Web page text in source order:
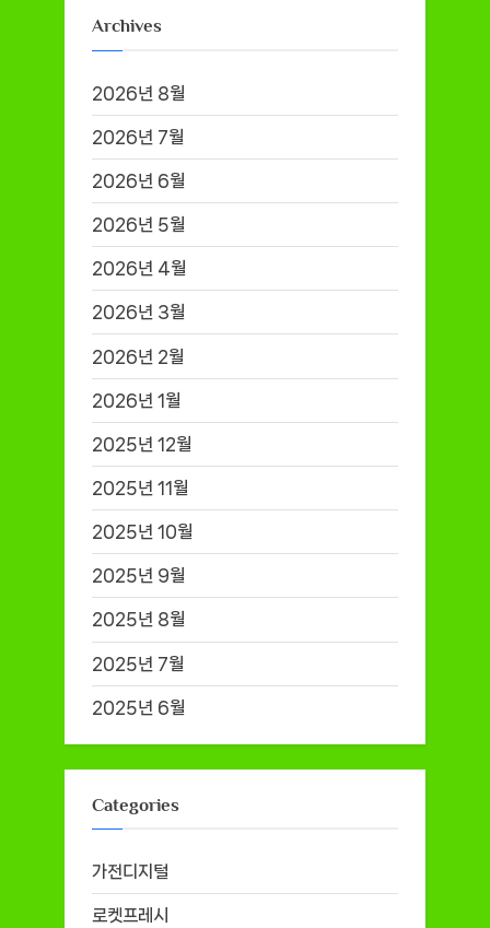
Archives
2026년 8월
2026년 7월
2026년 6월
2026년 5월
2026년 4월
2026년 3월
2026년 2월
2026년 1월
2025년 12월
2025년 11월
2025년 10월
2025년 9월
2025년 8월
2025년 7월
2025년 6월
Categories
가전디지털
로켓프레시